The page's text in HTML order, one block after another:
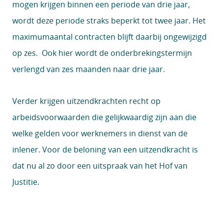
mogen krijgen binnen een periode van drie jaar,
wordt deze periode straks beperkt tot twee jaar. Het
maximumaantal contracten blijft daarbij ongewijzigd
op zes. Ook hier wordt de onderbrekingstermijn
verlengd van zes maanden naar drie jaar.
Verder krijgen uitzendkrachten recht op
arbeidsvoorwaarden die gelijkwaardig zijn aan die
welke gelden voor werknemers in dienst van de
inlener. Voor de beloning van een uitzendkracht is
dat nu al zo door een uitspraak van het Hof van
Justitie.